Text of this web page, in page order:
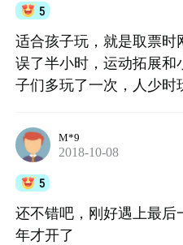
5
适合孩子玩，就是取票
误了半小时，运动拓展
子们多玩了一次，人少时
M*9
2018-10-08
5
还不错吧，刚好遇上最后
年才开了